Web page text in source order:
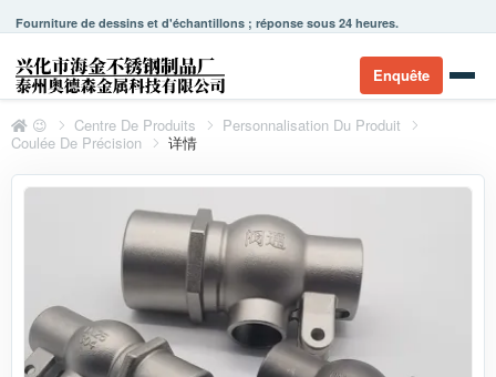
Fourniture de dessins et d'échantillons ; réponse sous 24 heures.
Enquête
😉 Centre De Produits
Personnalisation Du Produit
Coulée De Précision
详情